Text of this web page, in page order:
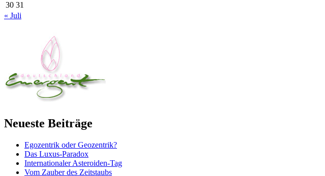
30 31
« Juli
Neueste Beiträge
Egozentrik oder Geozentrik?
Das Luxus-Paradox
Internationaler Asteroiden-Tag
Vom Zauber des Zeitstaubs